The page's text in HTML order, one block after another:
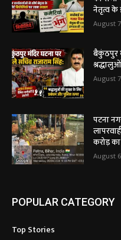
नेतृत्व के
August
बैकुंठपुर
August
पटना
करोड़
August
POPULAR CATEGORY
Top Stories